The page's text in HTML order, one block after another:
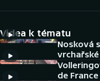
Cyklistika
DALŠÍ SPORTY
Videa k tématu
Nosková
de France